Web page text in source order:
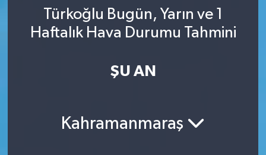
Türkoğlu Bugün, Yarın ve 1
Haftalık Hava Durumu Tahmini
ŞU AN
Kahramanmaraş
Süper Lig Puan Durumu ve Fikstür
Son Dakika Haberleri